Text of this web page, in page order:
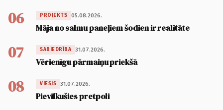
06 PROJEKTS 05.08.2026.
Māja no salmu paneļiem šodien ir realitāte
07 SABIEDRĪBA 31.07.2026.
Vērienīgu pārmaiņu priekšā
08 VIESIS 31.07.2026.
Pievilkušies pretpoli